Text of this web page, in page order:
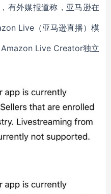
有外媒报道称，亚马逊在
Live（亚马逊直播）模
Live Creator独立